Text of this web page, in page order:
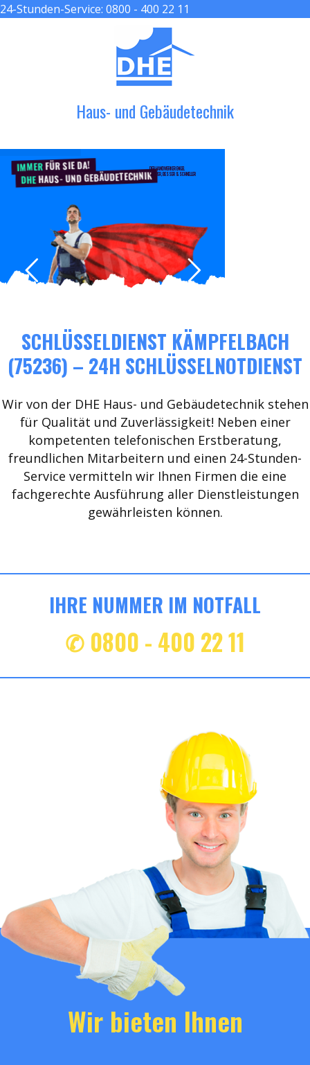
24-Stunden-Service: 0800 - 400 22 11
Haus- und Gebäudetechnik
IMMERFÜR SIE DA!
DHEHAUS- UND GEBÄUDETECHNIK
DER HANDWERKER ENGEL
GRÖßER, BESSER & SCHNELLER
SCHLÜSSELDIENST KÄMPFELBACH
(75236) – 24H SCHLÜSSELNOTDIENST
Wir von der DHE Haus- und Gebäudetechnik stehen
für Qualität und Zuverlässigkeit! Neben einer
kompetenten telefonischen Erstberatung,
freundlichen Mitarbeitern und einen 24-Stunden-
Service vermitteln wir Ihnen Firmen die eine
fachgerechte Ausführung aller Dienstleistungen
gewährleisten können.
IHRE NUMMER IM NOTFALL
✆ 0800 - 400 22 11
Wir bieten Ihnen